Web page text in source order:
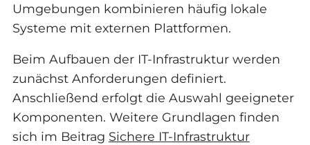
Umgebungen kombinieren häufig lokale
Systeme mit externen Plattformen.
Beim Aufbauen der IT-Infrastruktur werden
zunächst Anforderungen definiert.
Anschließend erfolgt die Auswahl geeigneter
Komponenten. Weitere Grundlagen finden
sich im Beitrag Sichere IT-Infrastruktur